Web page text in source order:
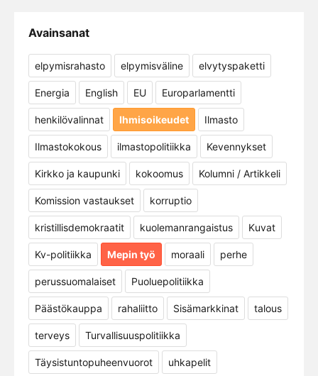
Avainsanat
elpymisrahasto elpymisväline elvytyspaketti
Energia English EU Europarlamentti
henkilövalinnat Ihmisoikeudet Ilmasto
Ilmastokokous ilmastopolitiikka Kevennykset
Kirkko ja kaupunki kokoomus Kolumni / Artikkeli
Komission vastaukset korruptio
kristillisdemokraatit kuolemanrangaistus Kuvat
Kv-politiikka Mepin työ moraali perhe
perussuomalaiset Puoluepolitiikka
Päästökauppa rahaliitto Sisämarkkinat talous
terveys Turvallisuuspolitiikka
Täysistuntopuheenvuorot uhkapelit